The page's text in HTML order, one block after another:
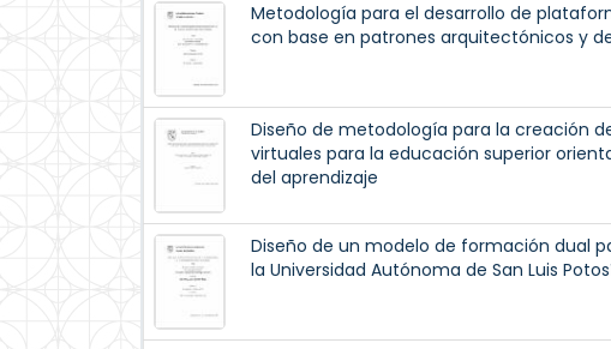
Metodología para el desarrollo de
con base en patrones arquitectónicos y
Diseño de metodología para la creación
virtuales para la educación superior
del aprendizaje
Diseño de un modelo de formación dual
la Universidad Autónoma de San Luis